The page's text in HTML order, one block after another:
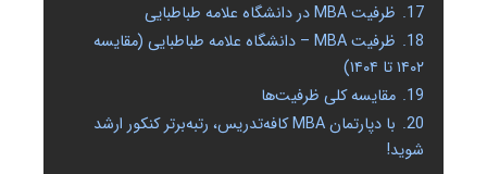
17. ظرفیت MBA در دانشگاه علامه طباطبایی
18.
ظرفیت MBA – دانشگاه علامه طباطبایی (مقایسه
۱۴۰۲ تا ۱۴۰۴)
19. مقایسه کلی ظرفیت‌ها
20.
با دپارتمان MBA کافه‌تدریس، رتبه‌برتر کنکور ارشد
شوید!